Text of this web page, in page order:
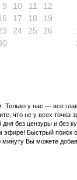
9 10 11
12
17 18
19
24 25
26
у нас — все
что не у всех
без цензуры и без
Быстрый поиск
Вы можете